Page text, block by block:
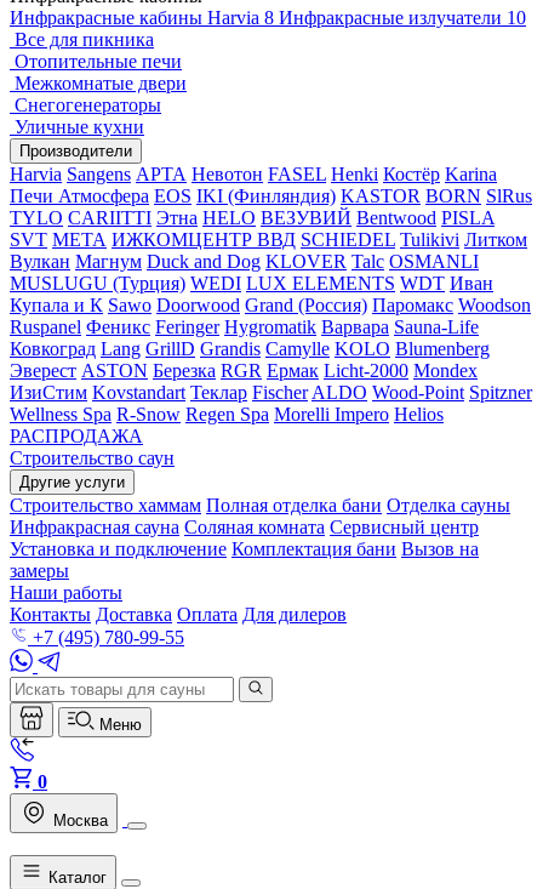
Инфракрасные кабины Harvia 8 Инфракрасные излучатели 10
Все для пикника
Отопительные печи
Межкомнатые двери
Снегогенераторы
Уличные кухни
Производители
Harvia Sangens АРТА Невотон FASEL Henki Костёр Karina
Печи Атмосфера EOS IKI (Финляндия) KASTOR BORN SlRus
TYLO CARIITTI Этна HELO ВЕЗУВИЙ Bentwood PISLA
SVT МЕТА ИЖКОМЦЕНТР ВВД SCHIEDEL Tulikivi Литком
Вулкан Магнум Duck and Dog KLOVER Talc OSMANLI
MUSLUGU (Турция) WEDI LUX ELEMENTS WDT Иван
Купала и К Sawo Doorwood Grand (Россия) Паромакс Woodson
Ruspanel Феникс Feringer Hygromatik Варвара Sauna-Life
Ковкоград Lang GrillD Grandis Camylle KOLO Blumenberg
Эверест ASTON Березка RGR Ермак Licht-2000 Mondex
ИзиСтим Kovstandart Теклар Fischer ALDO Wood-Point Spitzner
Wellness Spa R-Snow Regen Spa Morelli Impero Helios
РАСПРОДАЖА
Строительство саун
Другие услуги
Строительство хаммам Полная отделка бани Отделка сауны
Инфракрасная сауна Соляная комната Сервисный центр
Установка и подключение Комплектация бани Вызов на
замеры
Наши работы
Контакты Доставка Оплата Для дилеров
+7 (495) 780-99-55
Меню
0
Москва
Каталог